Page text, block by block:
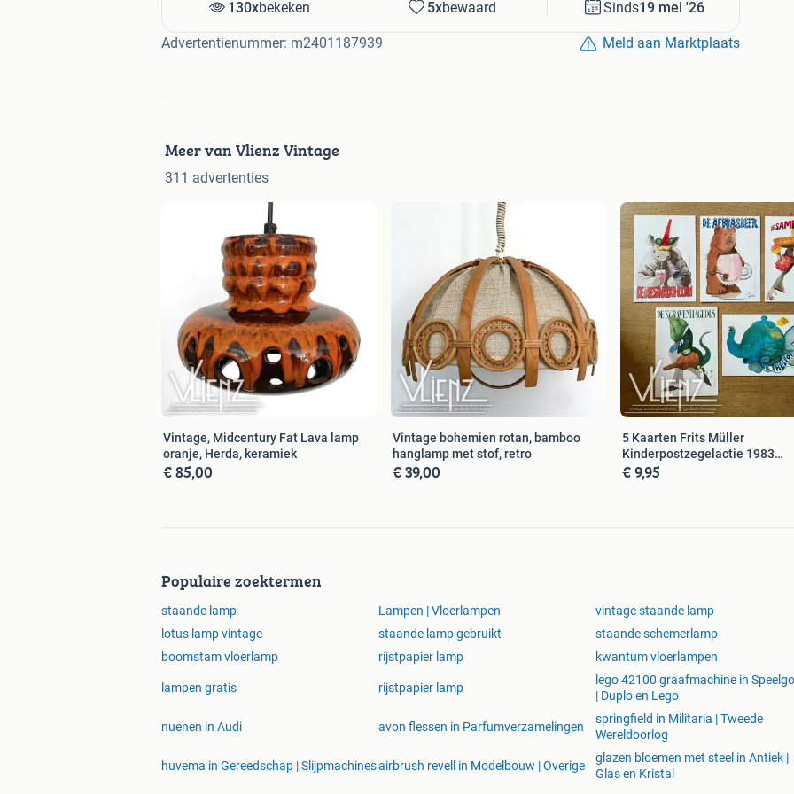
130xbekeken 5xbewaard Sinds19 mei '26
Advertentienummer: m2401187939 Meld aan Marktplaats
Meer van Vlienz Vintage
311 advertenties
Vintage, Midcentury Fat Lava lamp
oranje, Herda, keramiek
€ 85,00
Vintage bohemien rotan, bamboo
hanglamp met stof, retro
€ 39,00
5 Kaarten Frits Müller
Kinderpostzegelactie 1983
wenskaart
€ 9,95
Populaire zoektermen
staande lamp Lampen | Vloerlampen vintage staande lamp
lotus lamp vintage
staande lamp gebruikt staande schemerlamp
boomstam vloerlamp
rijstpapier lamp kwantum vloerlampen
lampen gratis rijstpapier lamp
lego 42100 graafmachine in
| Duplo en Lego
nuenen in Audi avon flessen in Parfumverzamelingen
springfield in Militaria | Tweede
Wereldoorlog
huvema in Gereedschap | Slijpmachinesairbrush revell in Modelbouw | Overige
glazen bloemen met steel in Antiek |
Glas en Kristal